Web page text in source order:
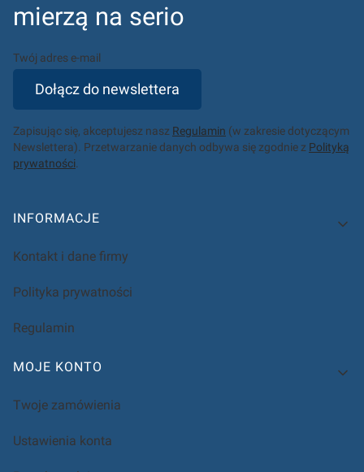
mierzą na serio
Twój adres e-mail
Dołącz do newslettera
Zapisując się, akceptujesz nasz Regulamin (w zakresie dotyczącym
Newslettera). Przetwarzanie danych odbywa się zgodnie z Polityką
prywatności
Linki w stopce
INFORMACJE
Kontakt i dane firmy
Polityka prywatności
Regulamin
MOJE KONTO
Twoje zamówienia
Ustawienia konta